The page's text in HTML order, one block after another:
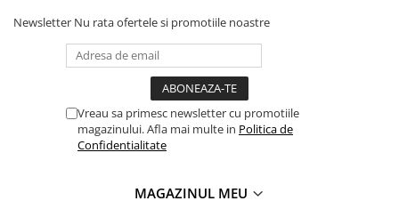
A se urma instructiunile si pasii de asamblare exact cum
sunt descrisi in manual de instructiuni si utilizare!
Newsletter Nu rata ofertele si promotiile noastre
Vreau sa primesc newsletter cu promotiile
magazinului. Afla mai multe in Politica de
Confidentialitate
MAGAZINUL MEU